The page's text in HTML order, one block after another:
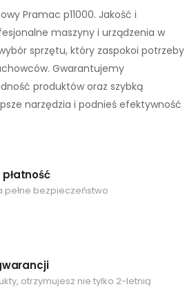
Pramac p11000. Jakość i
maszyny i urządzenia w
sprzętu, który zaspokoi potrzeby
Gwarantujemy
produktów oraz szybką
narzędzia i podnieś efektywność
pełne bezpieczeństwo
otrzymujesz nie tylko 2-letnią